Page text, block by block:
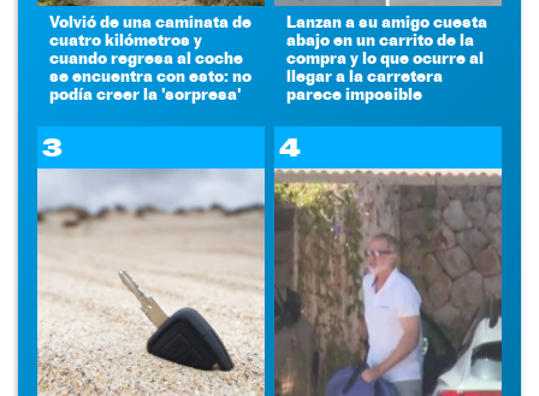
Volvió de una caminata de
cuatro kilómetros y
cuando regresa al coche
se encuentra con esto: no
podía creer la 'sorpresa'
Lanzan a su amigo cuesta
abajo en un carrito de la
compra y lo que ocurre al
llegar a la carretera
parece imposible
3 4